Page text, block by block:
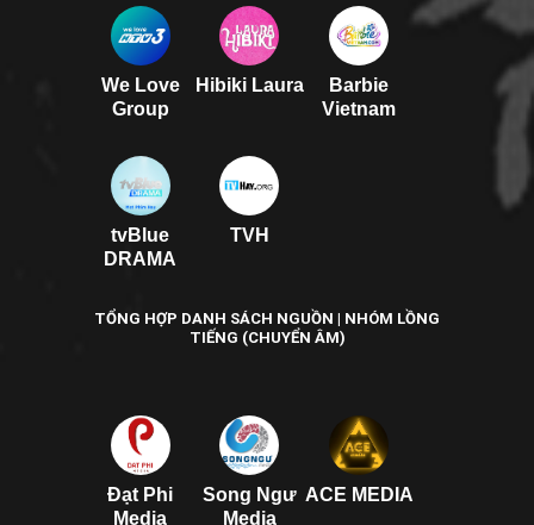
We Love
Group
Hibiki Laura
Barbie
Vietnam
tvBlue
DRAMA
TVH
TỔNG HỢP DANH SÁCH NGUỒN | NHÓM LỒNG
TIẾNG (CHUYỂN ÂM)
Đạt Phi
Media
Song Ngư
Media
ACE MEDIA